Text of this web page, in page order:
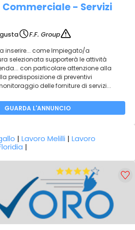
- Servizi
F.F. Group
inserire... come Impiegato/a
selezionata supporterà le attività
con particolare attenzione alla
predisposizione di preventivi
delle forniture di servizi...
GUARDA L'ANNUNCIO
|Lavoro Melilli |Lavoro
|